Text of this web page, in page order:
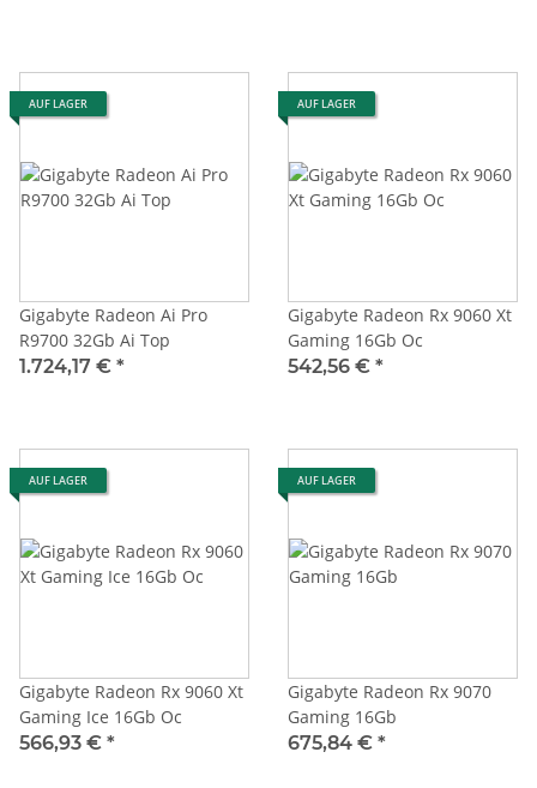
AUF LAGER
Gigabyte Radeon Ai Pro
R9700 32Gb Ai Top
1.724,17 € *
AUF LAGER
Gigabyte Radeon Rx 9060 Xt
Gaming 16Gb Oc
542,56 € *
AUF LAGER
Gigabyte Radeon Rx 9060 Xt
Gaming Ice 16Gb Oc
566,93 € *
AUF LAGER
Gigabyte Radeon Rx 9070
Gaming 16Gb
675,84 € *